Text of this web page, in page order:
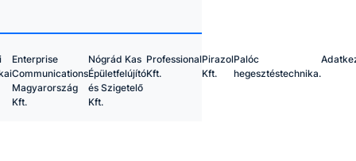
Enterprise
Communications
Magyarország
Kft.
Nógrád Kas
Épületfelújító
és Szigetelő
Kft.
Professional
Kft.
Pirazol
Kft.
Palóc
hegesztéstechnika.